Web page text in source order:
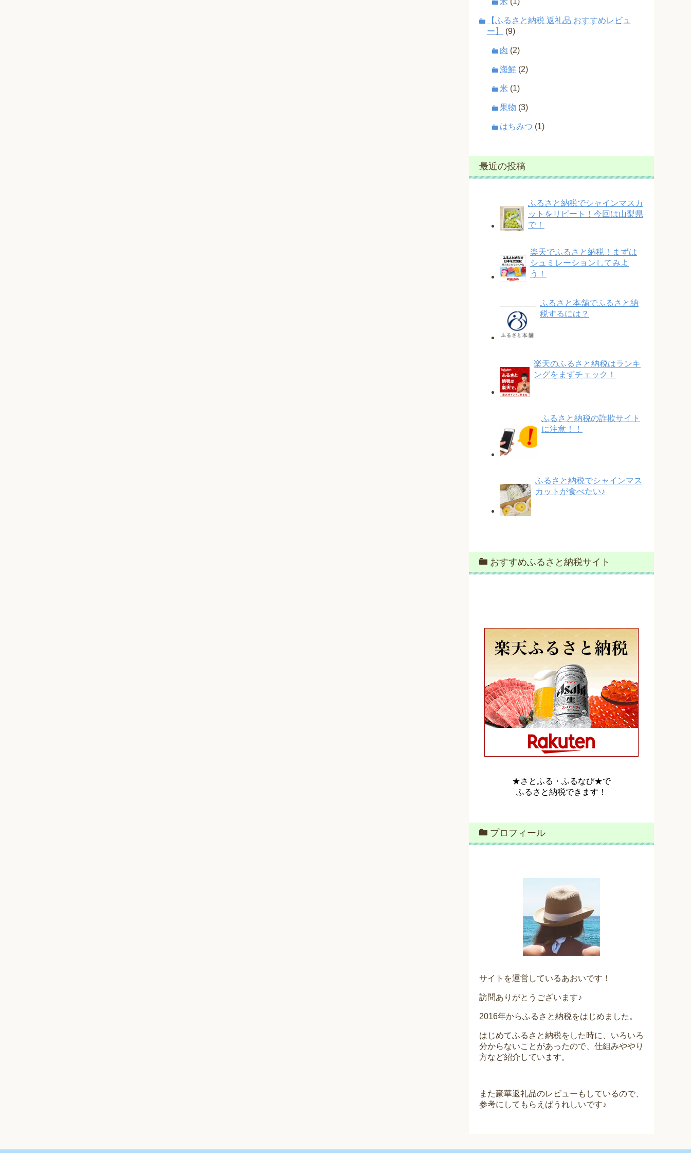
【ふるさと納税 返礼品 おすすめレビュ
ー】
(9)
肉 (2)
海鮮 (2)
米 (1)
果物 (3)
はちみつ (1)
最近の投稿
ふるさと納税でシャインマスカ
ットをリピート！今回は山梨県
で！
楽天でふるさと納税！まずは
シュミレーションしてみよ
う！
ふるさと本舗でふるさと納
税するには？
楽天のふるさと納税はランキ
ングをまずチェック！
ふるさと納税の詐欺サイト
に注意！！
ふるさと納税でシャインマス
カットが食べたい♪
おすすめふるさと納税サイト
★さとふる・ふるなび★で
ふるさと納税できます！
プロフィール
サイトを運営しているあおいです！
訪問ありがとうございます♪
2016年からふるさと納税をはじめました。
はじめてふるさと納税をした時に、いろいろ
分からないことがあったので、仕組みややり
方など紹介しています。
また豪華返礼品のレビューもしているので、
参考にしてもらえばうれしいです♪